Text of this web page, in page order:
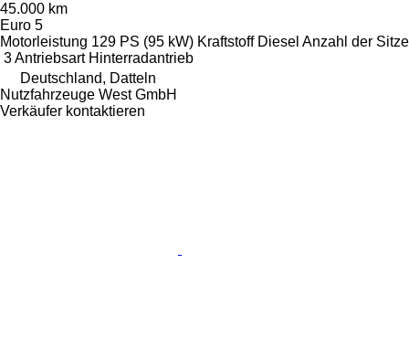
45.000 km
Euro 5
Motorleistung 129 PS (95 kW) Kraftstoff Diesel Anzahl der Sitze
3Antriebsart Hinterradantrieb
Deutschland, Datteln
Nutzfahrzeuge West GmbH
Verkäufer kontaktieren